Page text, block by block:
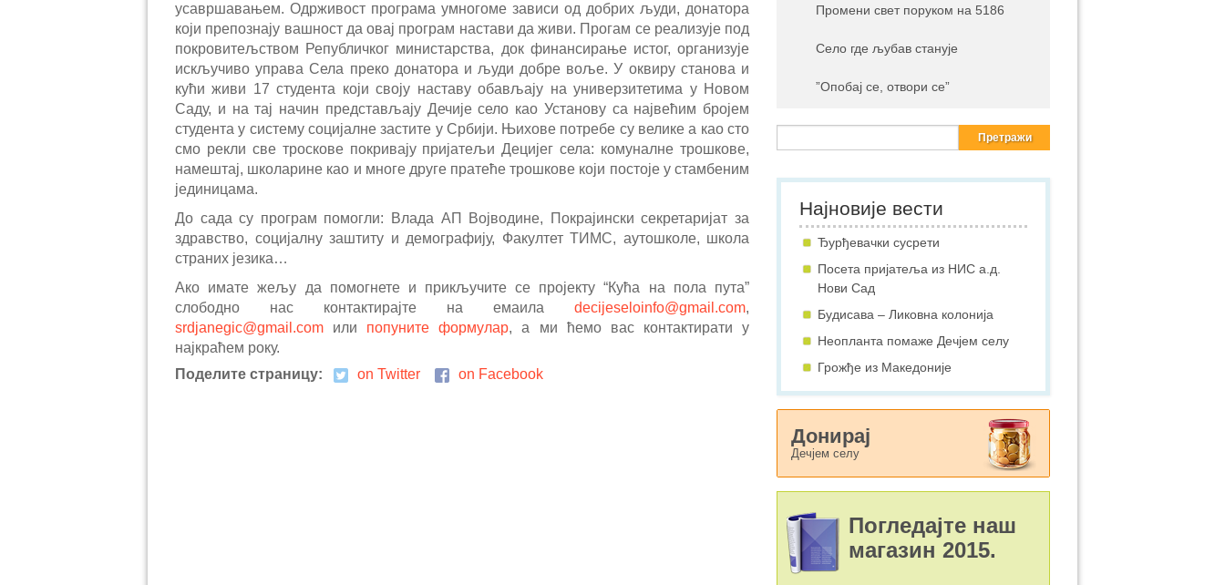
усавршавањем. Одрживост програма умногоме зависи од добрих људи, донатора
који препознају вашност да овај програм настави да живи. Прогам се реализује под
покровитељством Републичког министарства, док финансирање истог, организује
искључиво управа Села преко донатора и људи добре воље. У оквиру станова и
кући живи 17 студента који своју наставу обављају на универзитетима у Новом
Саду, и на тај начин представљају Дечије село као Установу са највећим бројем
студента у систему социјалне застите у Србији. Њихове потребе су велике а као сто
смо рекли све троскове покривају пријатељи Децијег села: комуналне трошкове,
намештај, школарине као и многе друге пратеће трошкове који постоје у стамбеним
јединицама.
До сада су програм помогли: Влада АП Војводине, Покрајински секретаријат за
здравство, социјалну заштиту и демографију, Факултет ТИМС, аутошколе, школа
страних језика…
Ако имате жељу да помогнете и прикључите се пројекту “Кућа на пола пута”
слободно нас контактирајте на емаила decijeseloinfo@gmail.com,
srdjanegic@gmail.com или попуните формулар, а ми ћемо вас контактирати у
најкраћем року.
Поделите страницу:
on Twitter on Facebook
Промени свет поруком на 5186
Село где љубав станује
”Опобај се, отвори се”
Најновије вести
Ђурђевачки сусрети
Посета пријатеља из НИС а.д.
Нови Сад
Будисава – Ликовна колонија
Неопланта помаже Дечјем селу
Грожђе из Македоније
Донирај
Дечјем селу
Погледајте наш
магазин 2015.